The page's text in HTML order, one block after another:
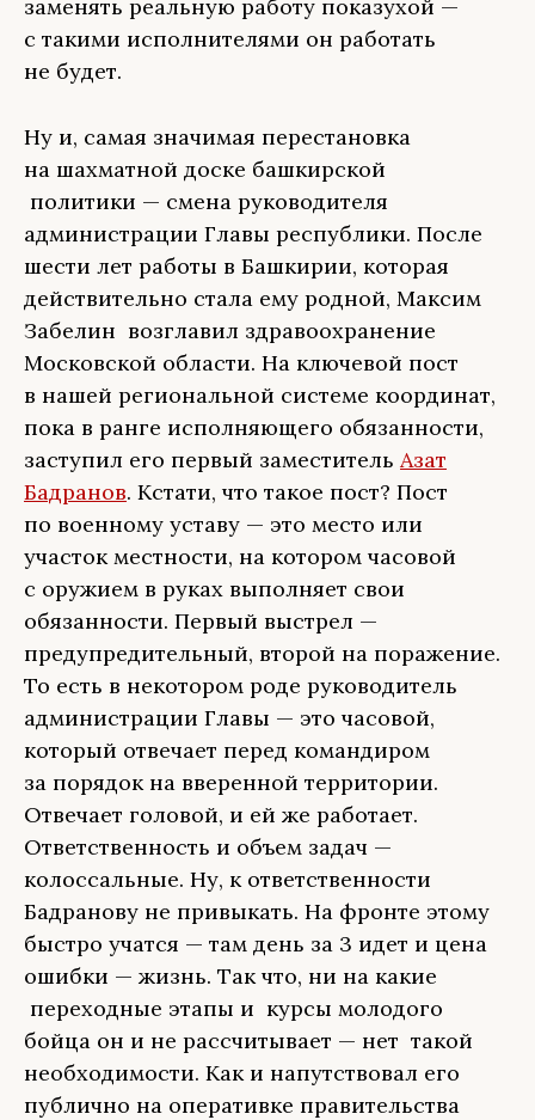
заменять реальную работу показухой —
с такими исполнителями он работать
не будет.
Ну и, самая значимая перестановка
на шахматной доске башкирской
политики — смена руководителя
администрации Главы республики. После
шести лет работы в Башкирии, которая
действительно стала ему родной, Максим
Забелин возглавил здравоохранение
Московской области. На ключевой пост
в нашей региональной системе координат,
пока в ранге исполняющего обязанности,
заступил его первый заместитель Азат
Бадранов. Кстати, что такое пост? Пост
по военному уставу — это место или
участок местности, на котором часовой
с оружием в руках выполняет свои
обязанности. Первый выстрел —
предупредительный, второй на поражение.
То есть в некотором роде руководитель
администрации Главы — это часовой,
который отвечает перед командиром
за порядок на вверенной территории.
Отвечает головой, и ей же работает.
Ответственность и объем задач —
колоссальные. Ну, к ответственности
Бадранову не привыкать. На фронте этому
быстро учатся — там день за 3 идет и цена
ошибки — жизнь. Так что, ни на какие
переходные этапы и курсы молодого
бойца он и не рассчитывает — нет такой
необходимости. Как и напутствовал его
публично на оперативке правительства